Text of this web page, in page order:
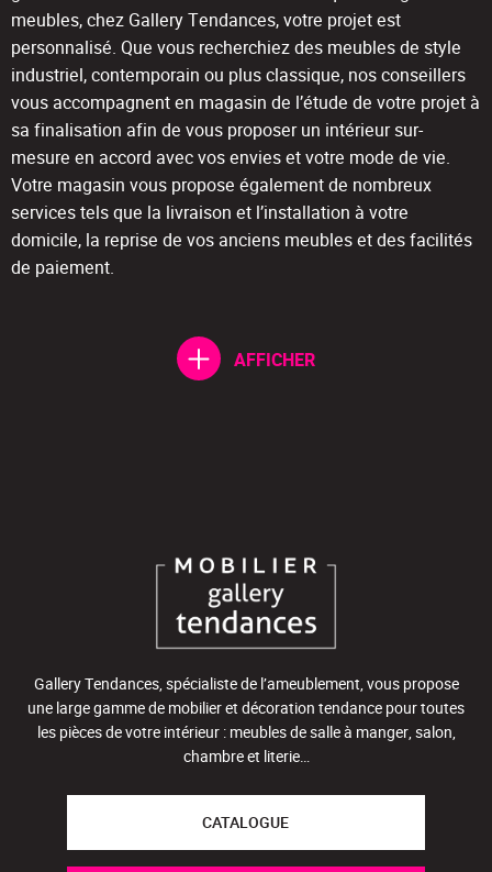
meubles, chez Gallery Tendances, votre projet est
personnalisé. Que vous recherchiez des meubles de style
industriel, contemporain ou plus classique, nos conseillers
vous accompagnent en magasin de l’étude de votre projet à
sa finalisation afin de vous proposer un intérieur sur-
mesure en accord avec vos envies et votre mode de vie.
Votre magasin vous propose également de nombreux
services tels que la livraison et l’installation à votre
domicile, la reprise de vos anciens meubles et des facilités
de paiement.
AFFICHER
Gallery Tendances, spécialiste de l’ameublement, vous propose
une large gamme de mobilier et décoration tendance pour toutes
les pièces de votre intérieur : meubles de salle à manger, salon,
chambre et literie…
CATALOGUE